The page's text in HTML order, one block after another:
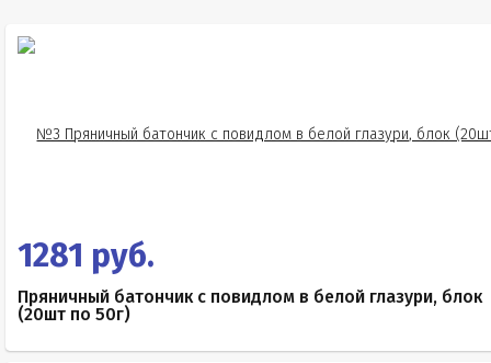
1281 руб.
Пряничный батончик с повидлом в белой глазури, блок
(20шт по 50г)